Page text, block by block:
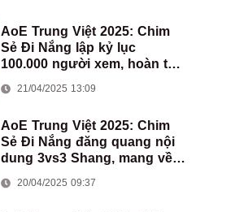
AoE Trung Việt 2025: Chim
Sẻ Đi Nắng lập kỷ lục
100.000 người xem, hoàn tất
Việt Nam
21/04/2025 13:09
AoE Trung Việt 2025: Chim
Sẻ Đi Nắng đăng quang nội
dung 3vs3 Shang, mang về
đoàn AoE Việt Nam
20/04/2025 09:37